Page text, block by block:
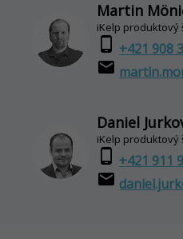
Martin
iKelp produktový
phone_android +421 908
email
Daniel
iKelp produktový
phone_android +421 911
email